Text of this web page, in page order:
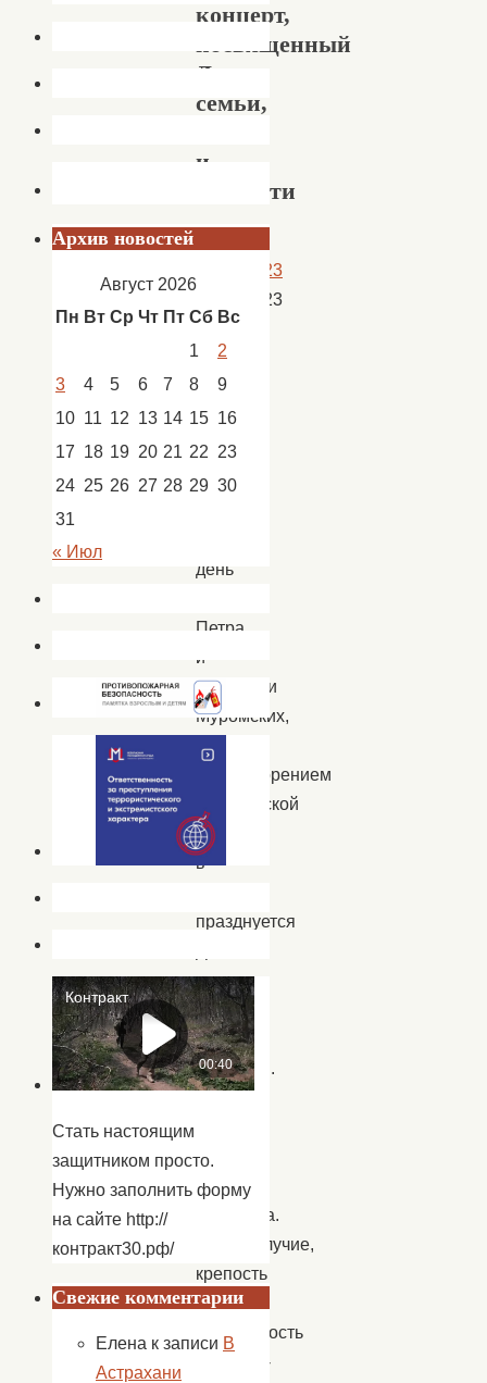
концерт,
посвященный
Дню
семьи,
и
верности
10.07.2023
10.07.2023
Новости
новости
Успенка
8
день
Петра
и
Февронии
Муромских,
ставших
олицетворением
супружеской
любви,
в
празднуется
семьи,
любви
и
верности.
это
основа
общества.
Благополучие,
крепость
семьи,
устойчивость
семейно-
Архив новостей
Август 2026
Пн Вт Ср Чт Пт Сб Вс
1
2
3
4 5 6 7 8
9
10 11 12 13 14 15 16
17 18 19 20 21 22 23
24 25 26 27 28 29 30
31
« Июл
Стать настоящим
защитником просто.
Нужно заполнить форму
на сайте http://
контракт30.рф/
Свежие комментарии
Елена к записи В
Астрахани